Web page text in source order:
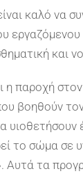
καλό να
εργαζόμενου
και
η παροχή
βοηθούν τον
υιοθετήσουν
το σώμα σε
Αυτά τα